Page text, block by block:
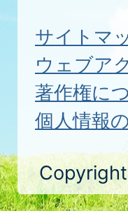
サイトマ
ウェブア
著作権に
個人情報